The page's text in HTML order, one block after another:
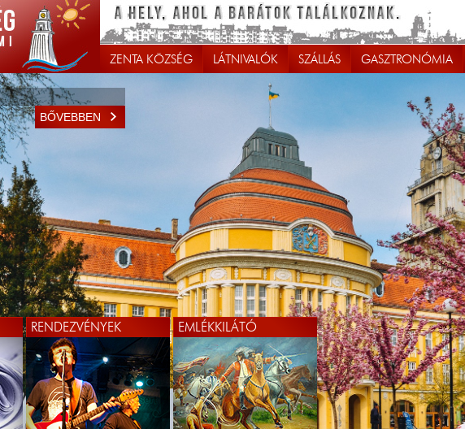
ZENTA KÖZSÉG LÁTNIVALÓK SZÁLLÁS GASZTRONÓMIA
BŐVEBBEN
RENDEZVÉNYEK EMLÉKKILÁTÓ